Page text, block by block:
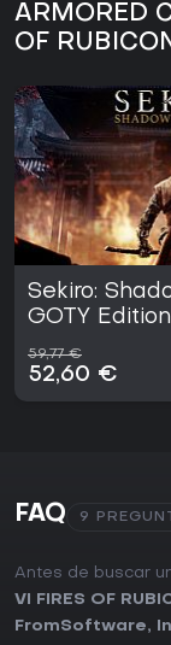
ARMORED
OF
Sekiro:
GOTY Edition
59,77 €
52,60 €
FAQ 9
Antes de buscar
VI FIRES OF
FromSoftware,